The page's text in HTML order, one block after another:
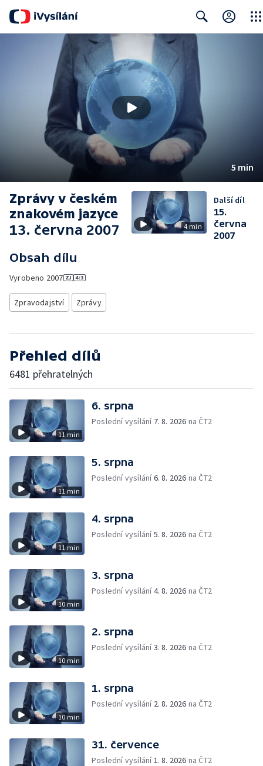
Search
5 min
Zprávy v českém
znakovém jazyce
13. června 2007
Obsah dílu
Vyrobeno 2007
Zpravodajství Zprávy
4 min
Další díl
15.
června
2007
Přehled dílů
6481 přehratelných
11 min
6. srpna
Poslední vysílání 7. 8. 2026 na ČT2
11 min
5. srpna
Poslední vysílání6. 8. 2026 na ČT2
11 min
4. srpna
Poslední vysílání5. 8. 2026 na ČT2
10 min
3. srpna
Poslední vysílání4. 8. 2026 na ČT2
10 min
2. srpna
Poslední vysílání3. 8. 2026 na ČT2
10 min
1. srpna
Poslední vysílání 2. 8. 2026 na ČT2
31. července
Poslední vysílání1. 8. 2026 na ČT2